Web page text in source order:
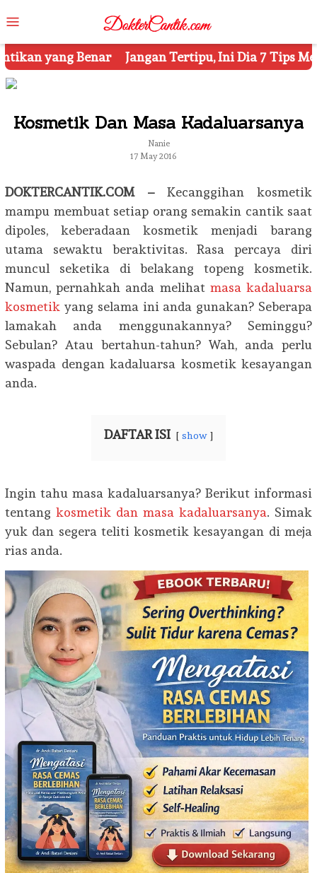
to
contentMenu
Tertipu, Ini Dia 7 Tips Mengetahui Kosmetik Palsu
Kosmetik Dan Masa Kadaluarsanya
Nanie
17 May 2016
DOKTERCANTIK.COM –Kecanggihan kosmetik
mampu membuat setiap orang semakin cantik saat
dipoles, keberadaan kosmetik menjadi barang
utama sewaktu beraktivitas. Rasa percaya diri
muncul seketika di belakang topeng kosmetik.
Namun, pernahkah anda melihat masa kadaluarsa
kosmetik yang selama ini anda gunakan? Seberapa
lamakah anda menggunakannya? Seminggu?
Sebulan? Atau bertahun-tahun? Wah, anda perlu
waspada dengan kadaluarsa kosmetik kesayangan
anda.
DAFTAR ISI show
Ingin tahu masa kadaluarsanya? Berikut informasi
tentang kosmetik dan masa kadaluarsanya. Simak
yuk dan segera teliti kosmetik kesayangan di meja
rias anda.